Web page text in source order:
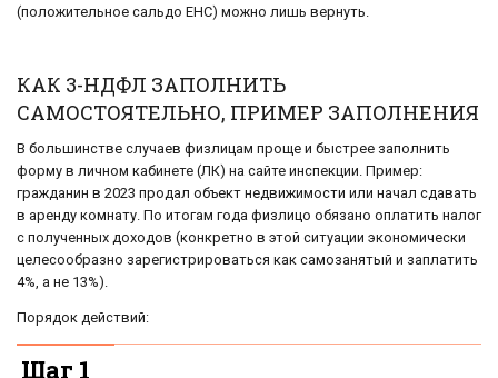
(положительное сальдо ЕНС) можно лишь вернуть.
КАК 3-НДФЛ ЗАПОЛНИТЬ
САМОСТОЯТЕЛЬНО, ПРИМЕР ЗАПОЛНЕНИЯ
В большинстве случаев физлицам проще и быстрее заполнить
форму в личном кабинете (ЛК) на сайте инспекции. Пример:
гражданин в 2023 продал объект недвижимости или начал сдавать
в аренду комнату. По итогам года физлицо обязано оплатить налог
с полученных доходов (конкретно в этой ситуации экономически
целесообразно зарегистрироваться как самозанятый и заплатить
4%, а не 13%).
Порядок действий:
Шаг 1